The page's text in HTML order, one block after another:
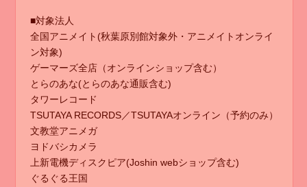
■対象法人
全国アニメイト(秋葉原別館対象外・アニメイトオンライ
ン対象)
ゲーマーズ全店（オンラインショップ含む）
とらのあな(とらのあな通販含む)
タワーレコード
TSUTAYA RECORDS／TSUTAYAオンライン（予約のみ）
文教堂アニメガ
ヨドバシカメラ
上新電機ディスクピア(Joshin webショップ含む)
ぐるぐる王国